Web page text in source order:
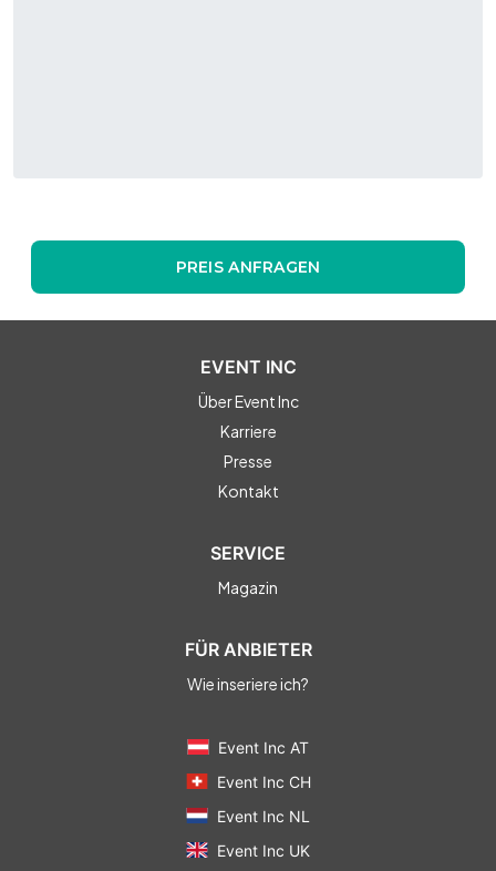
PREIS ANFRAGEN
EVENT INC
Über Event Inc
Karriere
Presse
Kontakt
SERVICE
Magazin
FÜR ANBIETER
Wie inseriere ich?
Event Inc AT
Event Inc CH
Event Inc NL
Event Inc UK